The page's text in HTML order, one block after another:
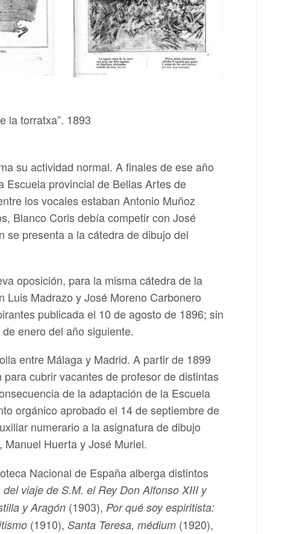
la torratxa”. 1893
su actividad normal. A finales de ese año
Escuela provincial de Bellas Artes de
los vocales estaban Antonio Muñoz
Blanco Coris debía competir con José
se presenta a la cátedra de dibujo del
oposición, para la misma cátedra de la
Luis Madrazo y José Moreno Carbonero
publicada el 10 de agosto de 1896; sin
enero del año siguiente.
entre Málaga y Madrid. A partir de 1899
cubrir vacantes de profesor de distintas
de la adaptación de la Escuela
orgánico aprobado el 14 de septiembre de
numerario a la asignatura de dibujo
Huerta y José Muriel.
Nacional de España alberga distintos
del viaje de S.M. el Rey Don Alfonso XIII y
y Aragón (1903), Por qué soy espiritista:
(1910), Santa Teresa, médium (1920),